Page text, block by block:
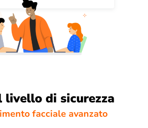
livello di sicurezza
facciale avanzato